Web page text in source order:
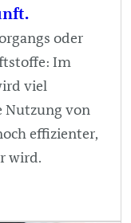
oder
Im
viel
Nutzung von
effizienter,
wird.